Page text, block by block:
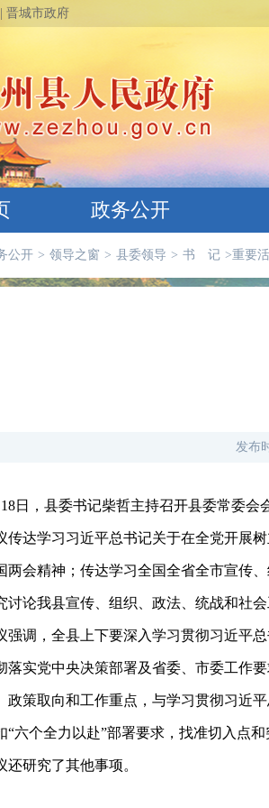
晋城市政府
政务公开
公开 > 领导之窗 > 县委领导 > 书 记 >重要
发布
日，县委书记柴哲主持召开县委常委会
传达学习习近平总书记关于在全党开展
两会精神；传达学习全国全省全市宣传
讨论我县宣传、组织、政法、统战和社会
强调，全县上下要深入学习贯彻习近平
落实党中央决策部署及省委、市委工作
政策取向和工作重点，与学习贯彻习近
“六个全力以赴”部署要求，找准切入点
还研究了其他事项。